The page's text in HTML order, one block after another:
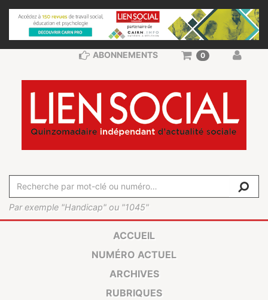
Par exemple "Handicap" ou "1045"
ABONNEMENTS 0
ACCUEIL
NUMÉRO ACTUEL
ARCHIVES
RUBRIQUES